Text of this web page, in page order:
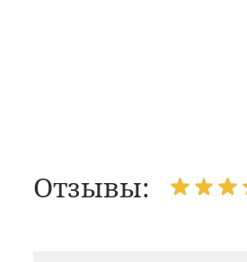
Отзывы: